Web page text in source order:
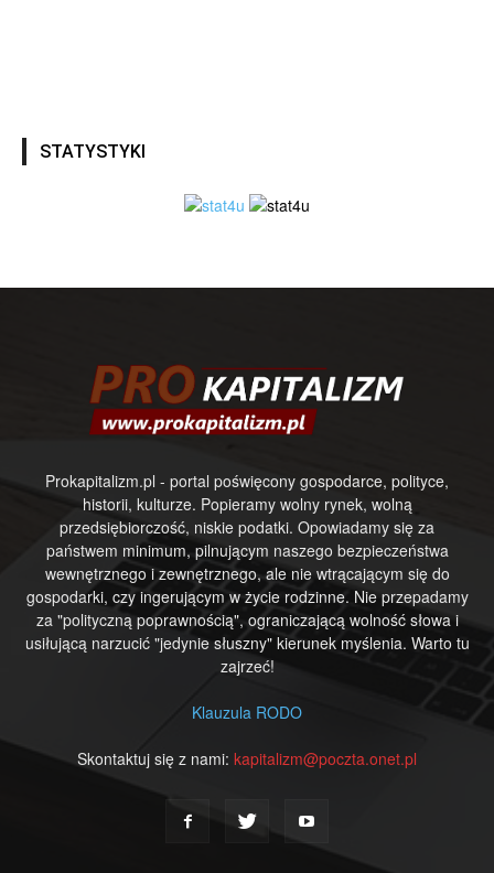
STATYSTYKI
Prokapitalizm.pl - portal poświęcony gospodarce, polityce,
historii, kulturze. Popieramy wolny rynek, wolną
przedsiębiorczość, niskie podatki. Opowiadamy się za
państwem minimum, pilnującym naszego bezpieczeństwa
wewnętrznego i zewnętrznego, ale nie wtrącającym się do
gospodarki, czy ingerującym w życie rodzinne. Nie przepadamy
za "polityczną poprawnością", ograniczającą wolność słowa i
usiłującą narzucić "jedynie słuszny" kierunek myślenia. Warto tu
zajrzeć!
Klauzula RODO
Skontaktuj się z nami: kapitalizm@poczta.onet.pl